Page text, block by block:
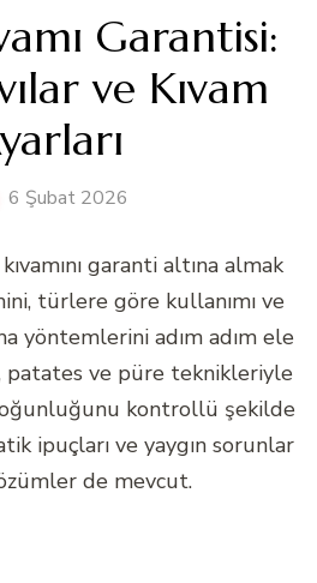
Garantisi:
ve Kıvam
6 Şubat 2026
garanti altına almak
türlere göre kullanımı ve
yöntemlerini adım adım ele
patates ve püre teknikleriyle
kontrollü şekilde
ipuçları ve yaygın sorunlar
de mevcut.